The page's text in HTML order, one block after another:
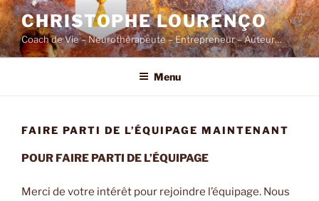
Skip
to
content
CHRISTOPHE LOURENÇO
Coach de Vie – Neurothérapeute – Entrepreneur – Auteur…
Menu
FAIRE PARTI DE L’ÉQUIPAGE MAINTENANT
POUR FAIRE PARTI DE L’ÉQUIPAGE
Merci de votre intérêt pour rejoindre l’équipage. Nous